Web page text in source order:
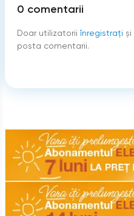
0 comentarii
Doar utilizatorii înregistraţi şi
posta comentarii.